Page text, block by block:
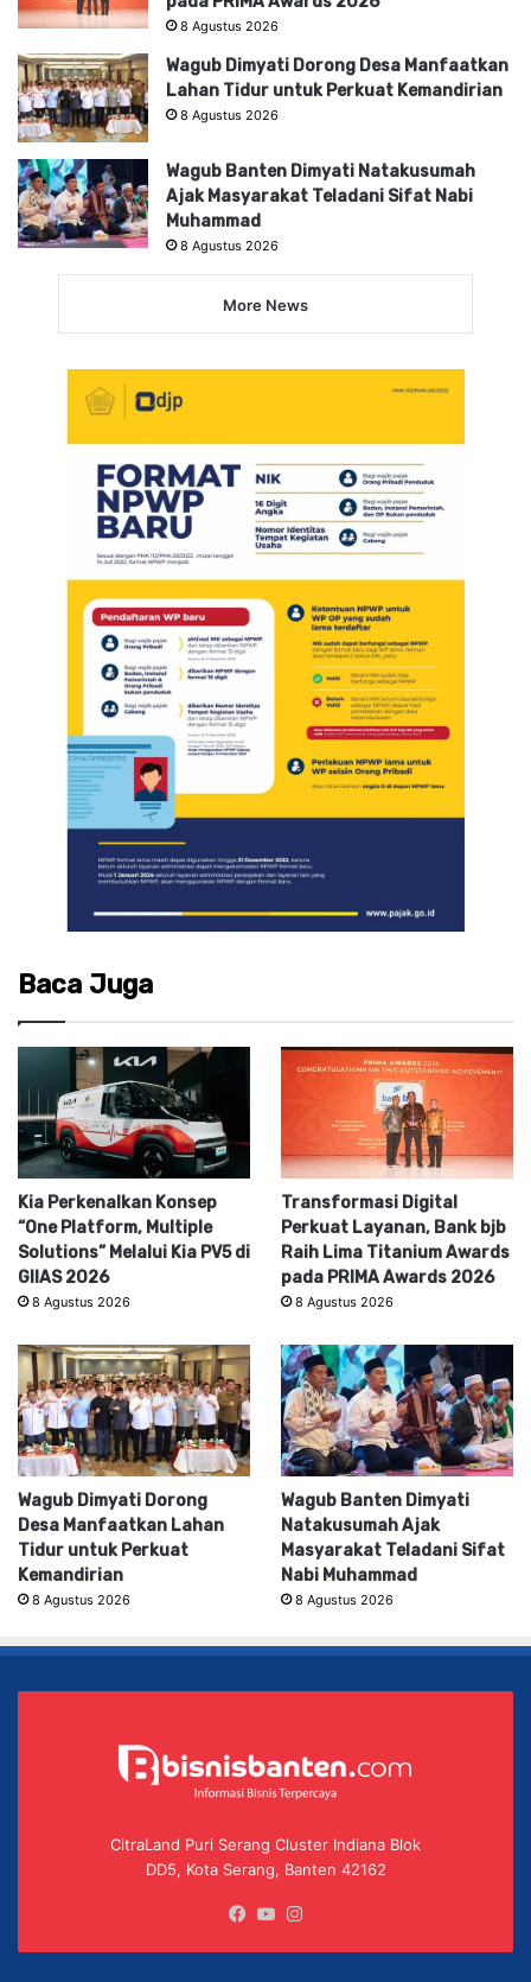
8 Agustus 2026
Wagub Dimyati Dorong Desa Manfaatkan
Lahan Tidur untuk Perkuat Kemandirian
8 Agustus 2026
Wagub Banten Dimyati Natakusumah
Ajak Masyarakat Teladani Sifat Nabi
Muhammad
8 Agustus 2026
More News
Baca Juga
Kia Perkenalkan Konsep
“One Platform, Multiple
Solutions” Melalui Kia PV5 di
GIIAS 2026
8 Agustus 2026
Transformasi Digital
Perkuat Layanan, Bank bjb
Raih Lima Titanium Awards
pada PRIMA Awards 2026
8 Agustus 2026
Wagub Dimyati Dorong
Desa Manfaatkan Lahan
Tidur untuk Perkuat
Kemandirian
8 Agustus 2026
Wagub Banten Dimyati
Natakusumah Ajak
Masyarakat Teladani Sifat
Nabi Muhammad
8 Agustus 2026
CitraLand Puri Serang Cluster Indiana Blok
DD5, Kota Serang, Banten 42162
Facebook
YouTube